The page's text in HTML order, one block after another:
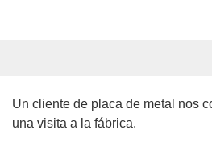
Un cliente de placa de metal nos
una visita a la fábrica.